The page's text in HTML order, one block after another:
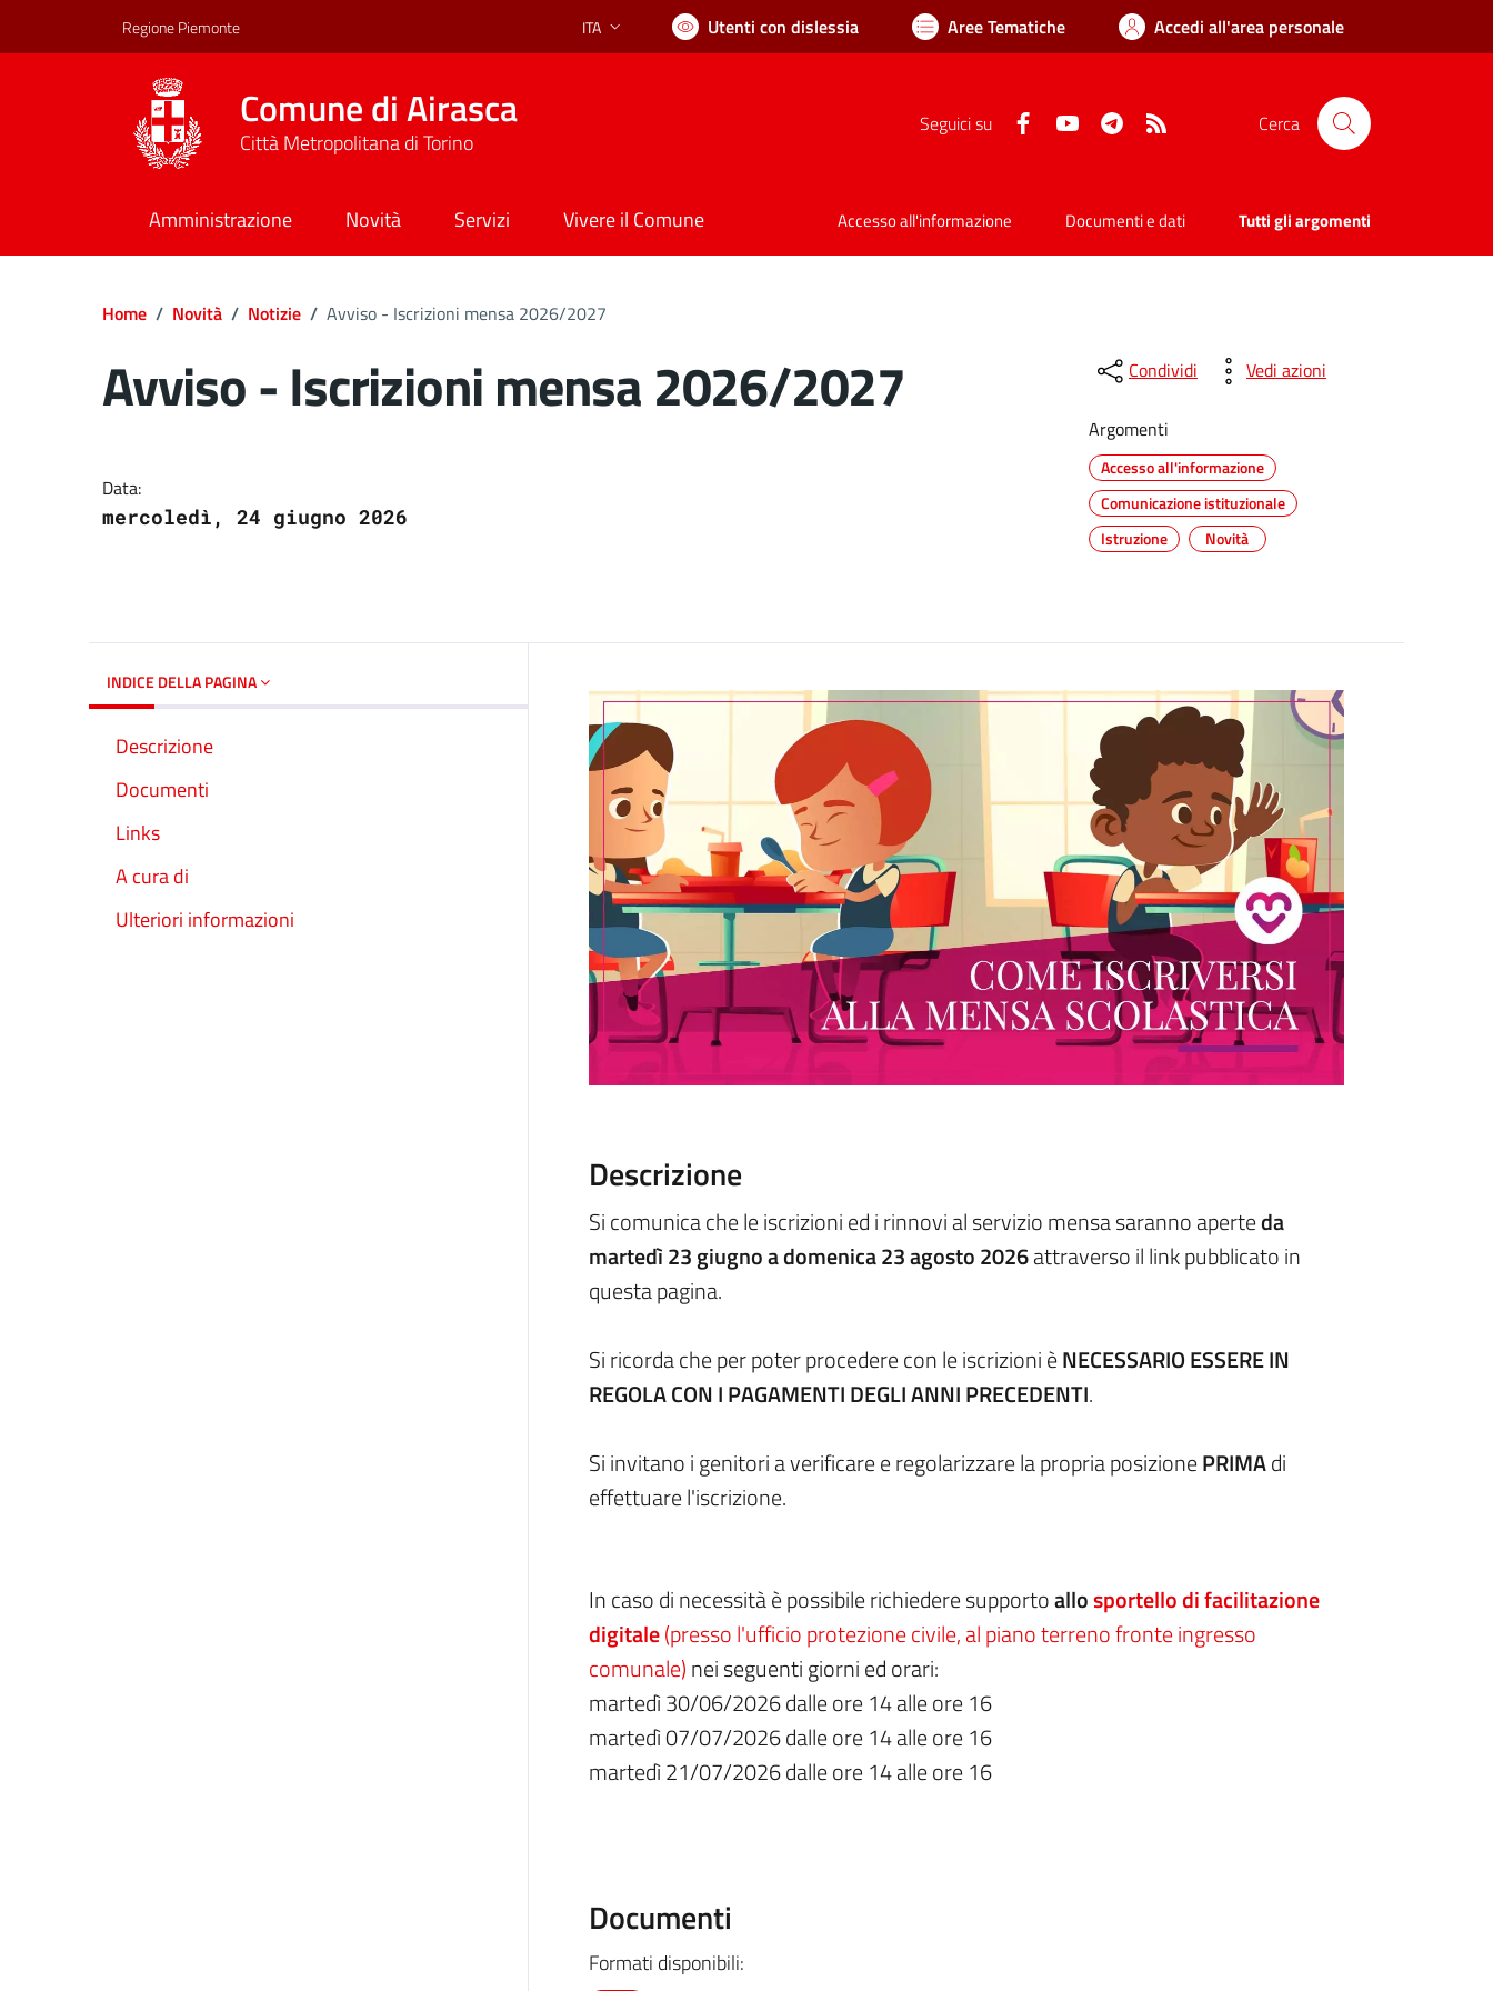
Regione Piemonte Lingua attiva:
ITA Utenti con dislessia Aree Tematiche Accedi all'area personale
Comune di Airasca
Città Metropolitana di Torino
Seguici su FacebookYouTube Telegram Cerca
Amministrazione Novità Servizi Vivere il Comune Accesso all'informazione Documenti e dati Tutti gli argomenti
Home / Novità / Notizie / Avviso - Iscrizioni mensa 2026/2027
Avviso - Iscrizioni mensa 2026/2027
Data:
mercoledì, 24 giugno 2026
Condividi Vedi azioni
Argomenti
Accesso all'informazione
Comunicazione istituzionale
Istruzione
Novità
INDICE DELLA PAGINA
Descrizione
Documenti
Links
A cura di
Ulteriori informazioni
Descrizione
Si comunica che le iscrizioni ed i rinnovi al servizio mensa saranno aperteda
martedì 23 giugno a domenica 23 agosto 2026attraverso il link pubblicato in
questa pagina.
Si ricorda che per poter procedere con le iscrizioni èNECESSARIO ESSERE IN
REGOLA CON I PAGAMENTI DEGLI ANNI PRECEDENTI.
Si invitano i genitori a verificare e regolarizzare la propria posizionePRIMAdi
effettuare l'iscrizione.
In caso di necessità è possibile richiedere supportoallosportello di facilitazione
digitale(presso l'ufficio protezione civile, al piano terreno fronte ingresso
comunale)nei seguenti giorni ed orari:
martedì 30/06/2026 dalle ore 14 alle ore 16
martedì 07/07/2026 dalle ore 14 alle ore 16
martedì 21/07/2026 dalle ore 14 alle ore 16
Documenti
Formati disponibili: